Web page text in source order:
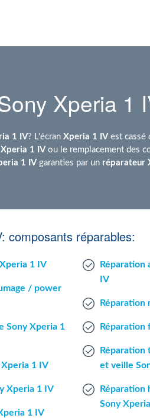
Xperia 1
1 IV? L'écran Xperia 1 IVest cassé
1 IVou le remplacement des
1 IVgaranties par un réparateur
composants réparables:
1 IV
/ power
Sony Xperia 1
Xperia 1 IV
Xperia 1 IV
1 IV
Réparation
IV
Réparation
Réparation
Réparation
et veille
Sony